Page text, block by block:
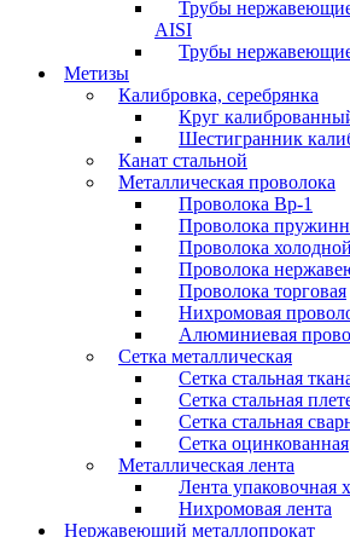
Трубы
AISI
Трубы
Метизы
Калибровка, серебрянка
Круг
Шестигранник
Канат стальной
Металлическая проволока
Проволока Вр-1
Проволока
Проволока
Проволока
Проволока торговая
Нихромовая
Алюминиевая
Сетка металлическая
Сетка стальная
Сетка стальная
Сетка стальная
Сетка оцинкованная
Металлическая лента
Лента упаковочная
Нихромовая лента
Нержавеющий металлопрокат